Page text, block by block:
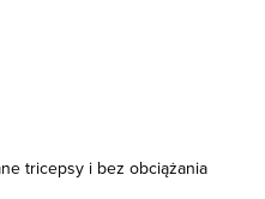
tricepsy i bez obciążania